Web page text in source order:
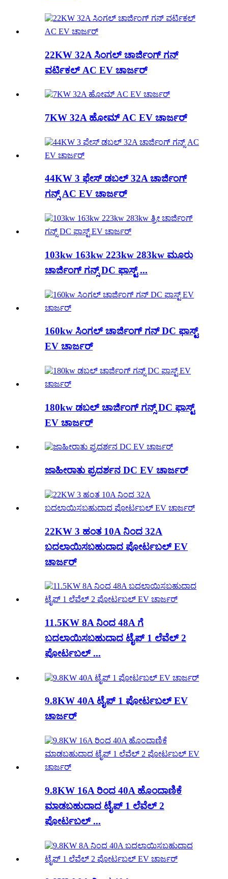
22KW 32A ಸಿಂಗಲ್ ಚಾರ್ಜಿಂಗ್ ಗನ್
ವರ್ಟಿಕಲ್ AC EV ಚಾರ್ಜರ್
7KW 32A ಹೋಮ್ AC EV ಚಾರ್ಜರ್
44KW 3 ಫೇಸ್ ಡಬಲ್ 32A ಚಾರ್ಜಿಂಗ್
ಗನ್ಸ್ AC EV ಚಾರ್ಜರ್
103kw 163kw 223kw 283kw ಮೂರು
ಚಾರ್ಜಿಂಗ್ ಗನ್ಸ್ DC ಫಾಸ್ಟ್ ...
160kw ಸಿಂಗಲ್ ಚಾರ್ಜಿಂಗ್ ಗನ್ DC ಫಾಸ್ಟ್
EV ಚಾರ್ಜರ್
180kw ಡಬಲ್ ಚಾರ್ಜಿಂಗ್ ಗನ್ಸ್ DC ಫಾಸ್ಟ್
EV ಚಾರ್ಜರ್
ಜಾಹೀರಾತು ಪ್ರದರ್ಶನ DC EV ಚಾರ್ಜರ್
22KW 3 ಹಂತ 10A ನಿಂದ 32A
ಬದಲಾಯಿಸಬಹುದಾದ ಪೋರ್ಟಬಲ್ EV
ಚಾರ್ಜರ್
11.5KW 8A ನಿಂದ 48A ಗೆ
ಬದಲಾಯಿಸಬಹುದಾದ ಟೈಪ್ 1 ಲೆವೆಲ್ 2
ಪೋರ್ಟಬಲ್ ...
9.8KW 40A ಟೈಪ್ 1 ಪೋರ್ಟಬಲ್ EV
ಚಾರ್ಜರ್
9.8KW 16A ರಿಂದ 40A ಹೊಂದಾಣಿಕೆ
ಮಾಡಬಹುದಾದ ಟೈಪ್ 1 ಲೆವೆಲ್ 2
ಪೋರ್ಟಬಲ್ ...